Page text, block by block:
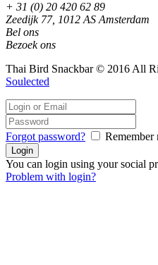
+ 31 (0) 20 420 62 89
Zeedijk 77, 1012 AS Amsterdam
Bel ons
Bezoek ons
Thai Bird Snackbar © 2016 All
Soulected
Forgot password? Remember
You can login using your social
Problem with login?